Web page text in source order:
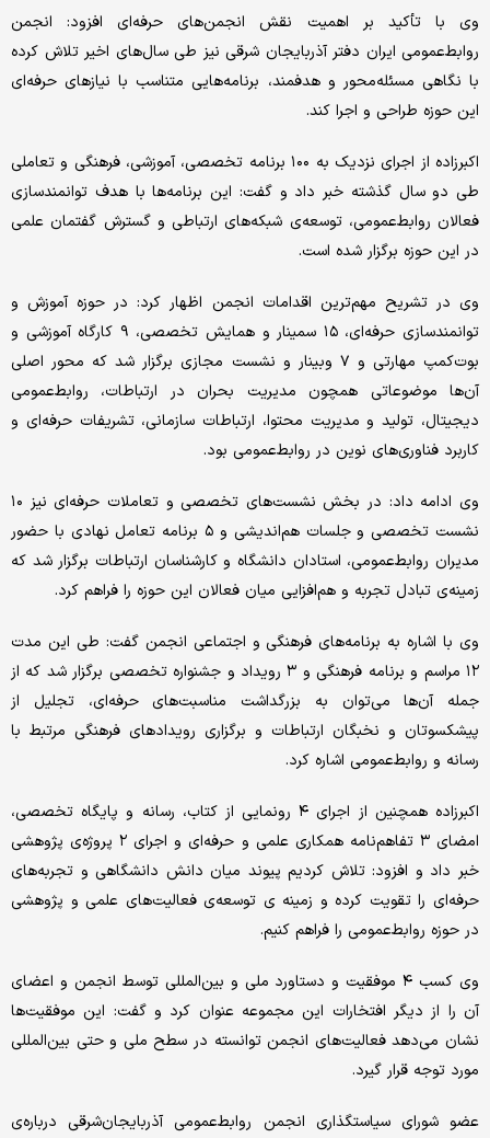
وی با تأکید بر اهمیت نقش انجمن‌های حرفه‌ای افزود: انجمن
روابط‌عمومی ایران دفتر آذربایجان شرقی نیز طی سال‌های اخیر تلاش کرده
با نگاهی مسئله‌محور و هدفمند، برنامه‌هایی متناسب با نیازهای حرفه‌ای
این حوزه طراحی و اجرا کند.
اکبرزاده از اجرای نزدیک به ۱۰۰ برنامه تخصصی، آموزشی، فرهنگی و تعاملی
طی دو سال گذشته خبر داد و گفت: این برنامه‌ها با هدف توانمندسازی
فعالان روابط‌عمومی، توسعه‌ی شبکه‌های ارتباطی و گسترش گفتمان علمی
در این حوزه برگزار شده است.
وی در تشریح مهم‌ترین اقدامات انجمن اظهار کرد: در حوزه آموزش و
توانمندسازی حرفه‌ای، ۱۵ سمینار و همایش تخصصی، ۹ کارگاه آموزشی و
بوت‌کمپ مهارتی و ۷ وبینار و نشست مجازی برگزار شد که محور اصلی
آن‌ها موضوعاتی همچون مدیریت بحران در ارتباطات، روابط‌عمومی
دیجیتال، تولید و مدیریت محتوا، ارتباطات سازمانی، تشریفات حرفه‌ای و
کاربرد فناوری‌های نوین در روابط‌عمومی بود.
وی ادامه داد: در بخش نشست‌های تخصصی و تعاملات حرفه‌ای نیز ۱۰
نشست تخصصی و جلسات هم‌اندیشی و ۵ برنامه تعامل نهادی با حضور
مدیران روابط‌عمومی، استادان دانشگاه و کارشناسان ارتباطات برگزار شد که
زمینه‌ی تبادل تجربه و هم‌افزایی میان فعالان این حوزه را فراهم کرد.
وی با اشاره به برنامه‌های فرهنگی و اجتماعی انجمن گفت: طی این مدت
۱۲ مراسم و برنامه فرهنگی و ۳ رویداد و جشنواره تخصصی برگزار شد که از
جمله آن‌ها می‌توان به بزرگداشت مناسبت‌های حرفه‌ای، تجلیل از
پیشکسوتان و نخبگان ارتباطات و برگزاری رویدادهای فرهنگی مرتبط با
رسانه و روابط‌عمومی اشاره کرد.
اکبرزاده همچنین از اجرای ۴ رونمایی از کتاب، رسانه و پایگاه تخصصی،
امضای ۳ تفاهم‌نامه همکاری علمی و حرفه‌ای و اجرای ۲ پروژه‌ی پژوهشی
خبر داد و افزود: تلاش کردیم پیوند میان دانش دانشگاهی و تجربه‌های
حرفه‌ای را تقویت کرده و زمینه ی توسعه‌ی فعالیت‌های علمی و پژوهشی
در حوزه روابط‌عمومی را فراهم کنیم.
وی کسب ۴ موفقیت و دستاورد ملی و بین‌المللی توسط انجمن و اعضای
آن را از دیگر افتخارات این مجموعه عنوان کرد و گفت: این موفقیت‌ها
نشان می‌دهد فعالیت‌های انجمن توانسته در سطح ملی و حتی بین‌المللی
مورد توجه قرار گیرد.
عضو شورای سیاستگذاری انجمن روابط‌عمومی آذربایجان‌شرقی درباره‌ی